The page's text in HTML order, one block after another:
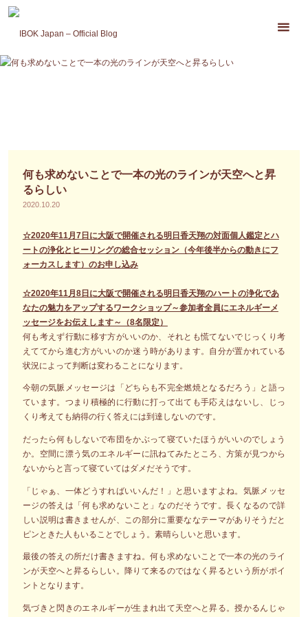
ツ
何も求めないことで一本の光のラインが天空へと昇
るらしい
2020.10.20
☆2020年11月7日に大阪で開催される明日香天翔の対面個人鑑定とハ
ートの浄化とヒーリングの総合セッション（今年後半からの動きにフ
ォーカスします）のお申し込み
☆2020年11月8日に大阪で開催される明日香天翔のハートの浄化であ
なたの魅力をアップするワークショップ～参加者全員にエネルギーメ
ッセージをお伝えします～（8名限定）
何も考えず行動に移す方がいいのか、それとも慌てないでじっくり考
えててから進む方がいいのか迷う時があります。自分が置かれている
状況によって判断は変わることになります。
今朝の気脈メッセージは「どちらも不完全燃焼となるだろう」と語っ
ています。つまり積極的に行動に打って出ても手応えはないし、じっ
くり考えても納得の行く答えには到達しないのです。
だったら何もしないで布団をかぶって寝ていたほうがいいのでしょう
か。空間に漂う気のエネルギーに訊ねてみたところ、方策が見つから
ないからと言って寝ていてはダメだそうです。
「じゃぁ、一体どうすればいいんだ！」と思いますよね。気脈メッセ
ージの答えは「何も求めないこと」なのだそうです。長くなるので詳
しい説明は書きませんが、この部分に重要ななテーマがありそうだと
ピンときた人もいることでしょう。素晴らしいと思います。
最後の答えの所だけ書きますね。何も求めないことで一本の光のライ
ンが天空へと昇るらしい。降りて来るのではなく昇るという所がポイ
ントとなります。
気づきと閃きのエネルギーが生まれ出て天空へと昇る。授かるんじゃ